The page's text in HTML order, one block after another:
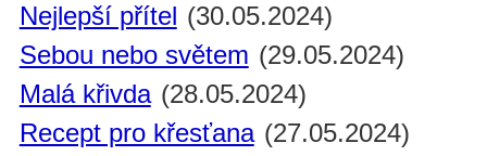
Nejlepší přítel (30.05.2024)
Sebou nebo světem (29.05.2024)
Malá křivda (28.05.2024)
Recept pro křesťana (27.05.2024)